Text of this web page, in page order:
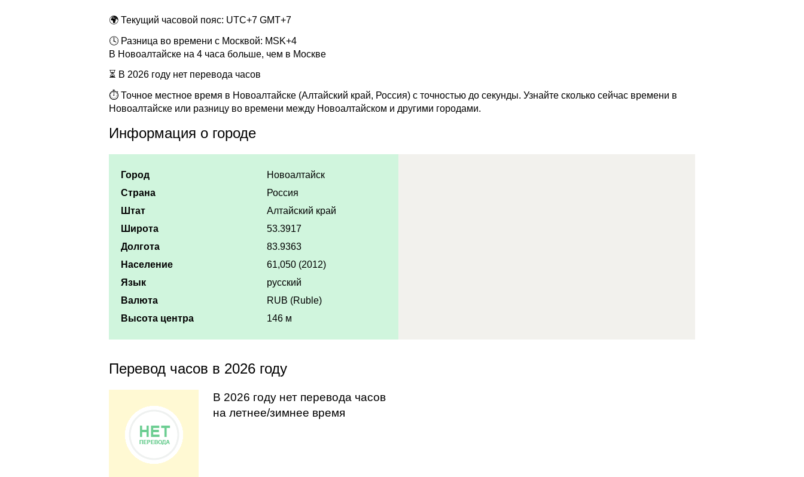
🌍 Текущий часовой пояс: UTC+7 GMT+7
🕓 Разница во времени с Москвой: MSK+4
В Новоалтайске на 4 часа больше, чем в Москве
⏳ В 2026 году нет перевода часов
⏱ Точное местное время в Новоалтайске (Алтайский край, Россия) с точностью до секунды. Узнайте сколько сейчас времени в
Новоалтайске или разницу во времени между Новоалтайском и другими городами.
Информация о городе
Город
Новоалтайск
Страна
Россия
Штат
Алтайский край
Широта
53.3917
Долгота
83.9363
Население
61,050 (2012)
Язык
русский
Валюта
RUB (Ruble)
Высота центра
146 м
Перевод часов в 2026 году
В 2026 году нет перевода часов
на летнее/зимнее время